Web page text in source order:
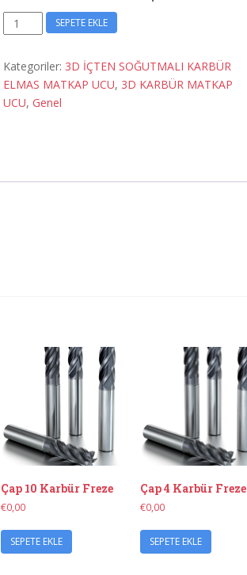
4.9
x
x
66
Karbür
SEPETE EKLE
Kategoriler: 3D İÇTEN SOĞUTMALI KARBÜR
ELMAS MATKAP UCU, 3D KARBÜR MATKAP
UCU, Genel
Çap 10 Karbür Freze
€0,00
SEPETE EKLE
Çap 4 Karbür Freze
€0,00
SEPETE EKLE